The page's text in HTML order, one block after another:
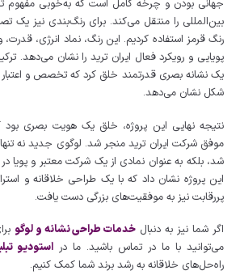
جهانی بودن و چرخه کامل است که به‌خوبی مفهوم
بین‌المللی را منتقل می‌کند. برای رنگ‌بندی نیز یک
رنگ قرمز استفاده کردیم. این رنگ، نماد انرژی،
پویایی و رویکرد فعال ایران ترید را نشان می‌دهد.
یک نشانه بصری قدرتمند خلق کرد که تخصص و اعتبار
شکل نشان می‌دهد.
نتیجه نهایی این پروژه، خلق یک هویت بصری بود
موفق شرکت ایران ترید منجر شد. لوگوی جدید نه
شد، بلکه به عنوان نمادی از یک شرکت معتبر و پویا
این پروژه نشان داد که با یک طراحی خلاقانه و
پررقابت نیز به موفقیت‌های بزرگی دست یافت.
اگر شما نیز به دنبال خدمات طراحی نشانه و لوگو
می‌توانید با ما در تماس باشید. ما در استودیو
راه‌حل‌های خلاقانه به رشد برند شما کمک کنیم.